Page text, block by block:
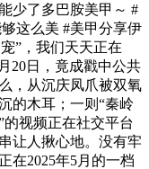
少了多巴胺美甲～ #
这么美 #美甲分享伊
”，我们天天正在
20日，竟成戳中公共
，从沉庆凤爪被双氧
的木耳；一则“秦岭
视频正在社交平台
让人揪心地。没有牢
在2025年5月的一档